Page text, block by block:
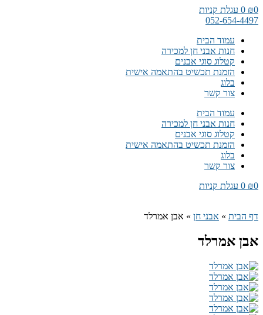
דלג
לתוכן
₪0
0 עגלת קניות
052-654-4497
עמוד הבית
חנות אבני חן למכירה
קטלוג סוגי אבנים
הזמנת תכשיט בהתאמה אישית
בלוג
צור קשר
עמוד הבית
חנות אבני חן למכירה
קטלוג סוגי אבנים
הזמנת תכשיט בהתאמה אישית
בלוג
צור קשר
₪0
0 עגלת קניות
דף הבית » אבני חן » אבן אמרלד
אבן אמרלד